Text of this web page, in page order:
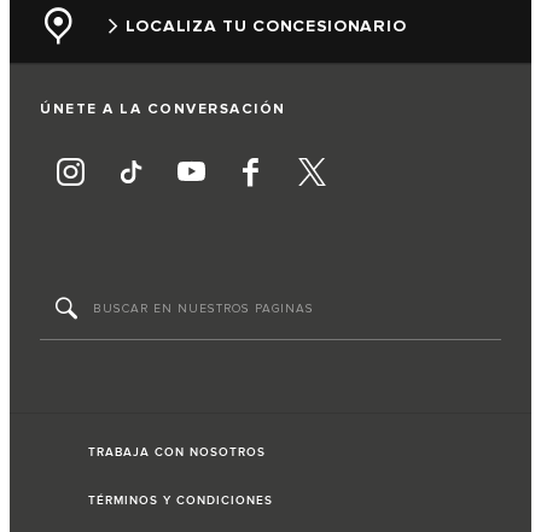
LOCALIZA TU CONCESIONARIO
ÚNETE A LA CONVERSACIÓN
TRABAJA CON NOSOTROS
TÉRMINOS Y CONDICIONES